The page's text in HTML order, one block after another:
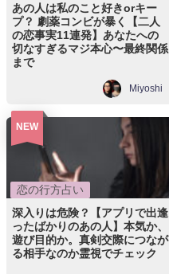
あの人は私のこと好きorキー
プ？ 劇薬コンビが暴く【二人
の恋事実11連発】あなたへの
切なすぎるマジ本心〜最終関係
まで
Miyoshi
NEW
恋の行方占い
深入りは危険？【アプリで出逢
ったばかりのあの人】本気か、
遊び目的か。真剣交際につなが
る相手なのか霊視でチェック